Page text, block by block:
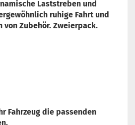
Laststreben und
ruhige Fahrt und
von Zubehör. Zweierpack.
Fahrzeug die passenden